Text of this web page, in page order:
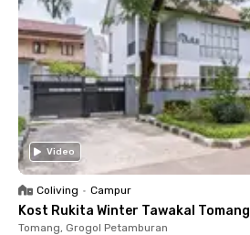
Video
Coliving • Campur
Kost Rukita Winter Tawakal Tomang
Tomang, Grogol Petamburan